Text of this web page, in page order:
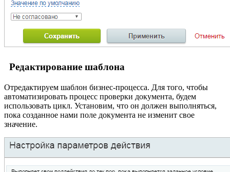
Редактирование шаблона
Отредактируем шаблон бизнес-процесса. Для того, чтобы
автоматизировать процесс проверки документа, будем
использовать цикл. Установим, что он должен выполняться,
пока созданное нами поле документа не изменит свое
значение.